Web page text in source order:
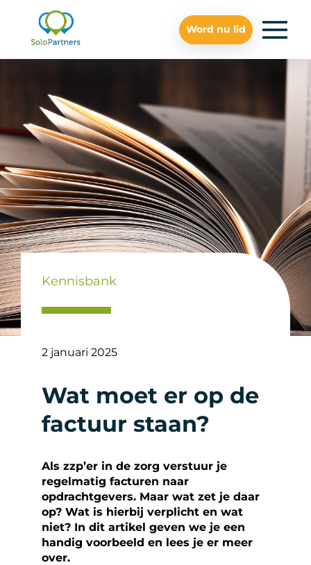
Word nu lid
Kennisbank
2 januari 2025
Wat moet er op de
factuur staan?
Als zzp’er in de zorg verstuur je
regelmatig facturen naar
opdrachtgevers. Maar wat zet je daar
op? Wat is hierbij verplicht en wat
niet? In dit artikel geven we je een
handig voorbeeld en lees je er meer
over.